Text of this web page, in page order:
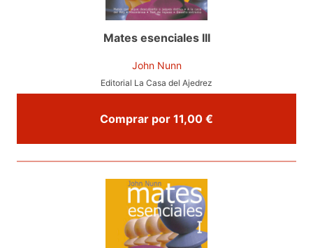
Mates esenciales III
John Nunn
Editorial La Casa del Ajedrez
Comprar por 11,00 €